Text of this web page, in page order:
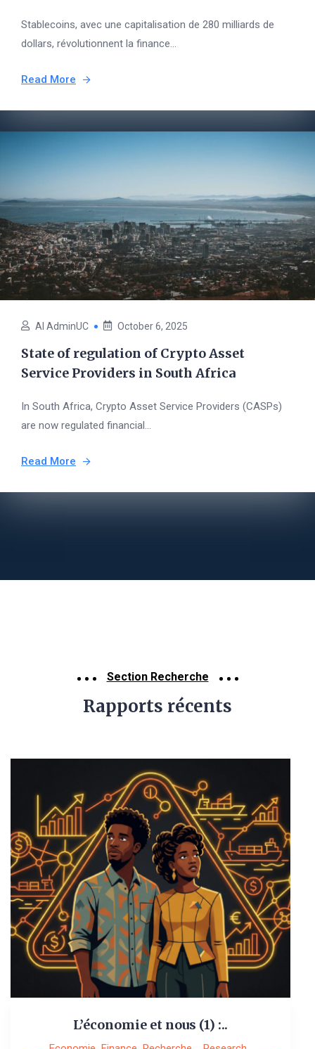
Stablecoins, avec une capitalisation de 280 milliards de
dollars, révolutionnent la finance...
Read More
AI AdminUC October 6, 2025
State of regulation of Crypto Asset
Service Providers in South Africa
In South Africa, Crypto Asset Service Providers (CASPs)
are now regulated financial...
Read More
Section Recherche
Rapports récents
L’économie et nous (1) :..